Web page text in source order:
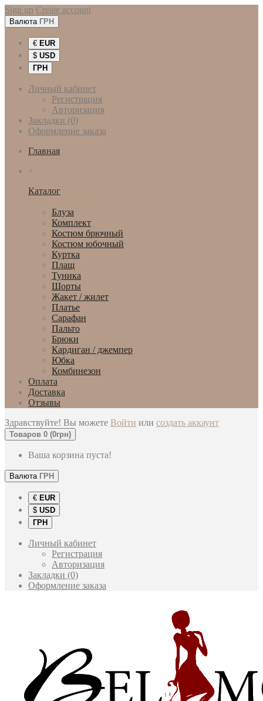
Sign up Create account
Валюта ГРН
€ EUR
$ USD
ГРН
Личный кабинет
Регистрация
Авторизация
Закладки (0)
Оформление заказа
Главная
+
Каталог
Блуза
Комплект
Костюм брючный
Костюм юбочный
Куртка
Плащ
Туника
Шорты
Жакет / жилет
Платье
Сарафан
Пальто
Брюки
Кардиган / джемпер
Юбка
Комбинезон
Оплата
Доставка
Отзывы
Здравствуйте! Вы можете Войти или создать аккаунт
Товаров 0 (0грн)
Ваша корзина пуста!
Валюта ГРН
€ EUR
$ USD
ГРН
Личный кабинет
Регистрация
Авторизация
Закладки (0)
Оформление заказа